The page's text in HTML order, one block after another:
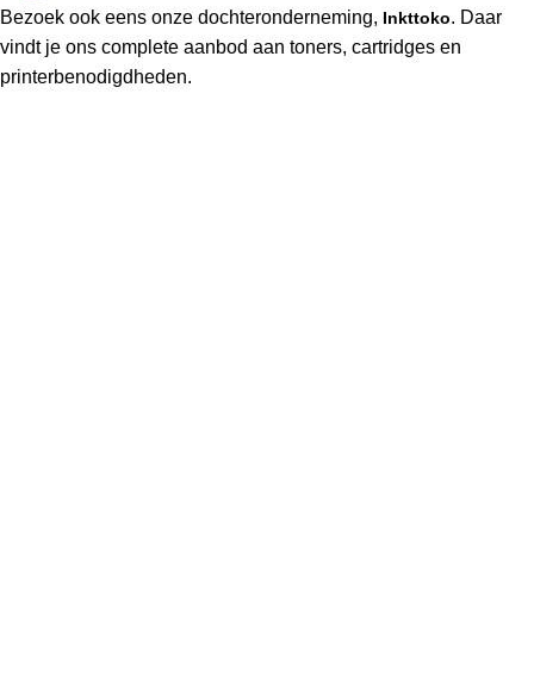
Bezoek ook eens onze dochteronderneming, Inkttoko. Daar
vindt je ons complete aanbod aan toners, cartridges en
printerbenodigdheden.